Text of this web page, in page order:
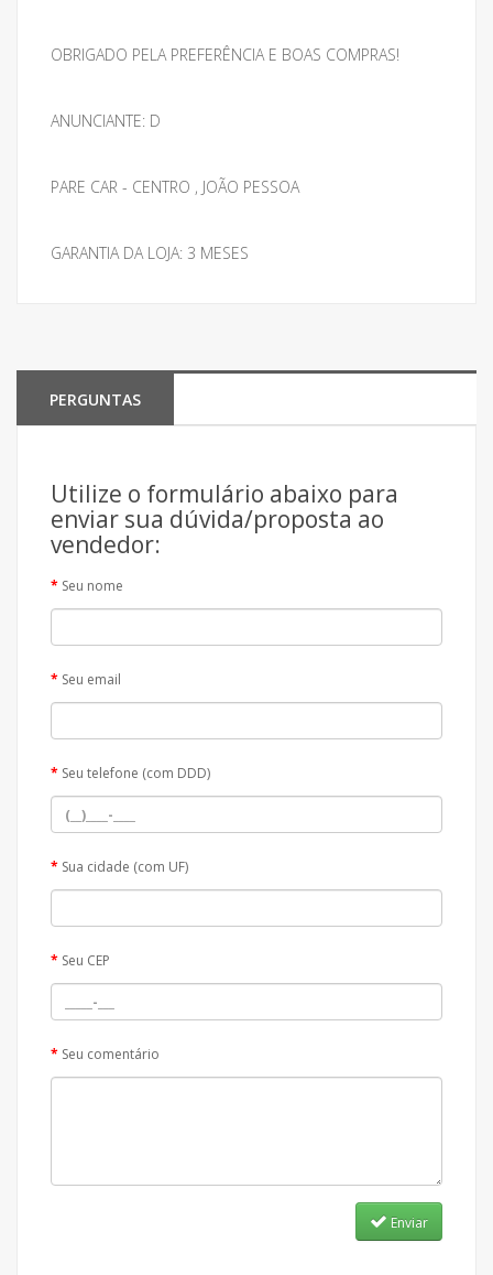
OBRIGADO PELA PREFERÊNCIA E BOAS COMPRAS!
ANUNCIANTE: D
PARE CAR - CENTRO , JOÃO PESSOA
GARANTIA DA LOJA: 3 MESES
PERGUNTAS
Utilize o formulário abaixo para
enviar sua dúvida/proposta ao
vendedor:
Seu nome
Seu email
Seu telefone (com DDD)
Sua cidade (com UF)
Seu CEP
Seu comentário
Enviar